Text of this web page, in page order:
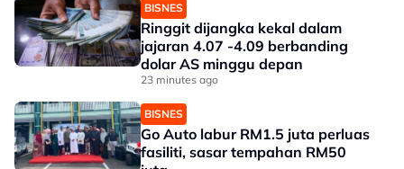
BISNES
Ringgit dijangka kekal dalam
jajaran 4.07 -4.09 berbanding
dolar AS minggu depan
23 minutes ago
BISNES
Go Auto labur RM1.5 juta perluas
fasiliti, sasar tempahan RM50